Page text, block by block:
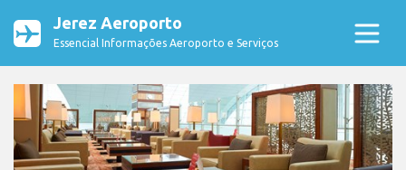
Jerez Aeroporto
Essencial Informações Aeroporto e Serviços